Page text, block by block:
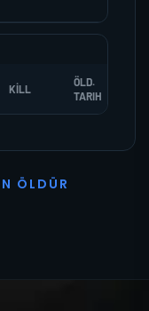
KILL
ÖLD.
TARIH
N Ö L D Ü R